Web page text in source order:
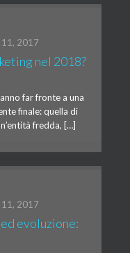
2017
nel 2018?
far fronte a una
finale: quella di
fredda, […]
2017
evoluzione: